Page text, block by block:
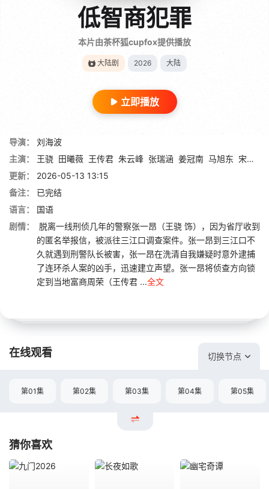
低智商犯罪
本片由茶杯狐cupfox提供播放
大陆剧 2026 大陆
立即播放
导演：
刘海波
主演：
王骁 田曦薇 王传君 朱云峰 张瑞涵 姜冠南 马旭东 宋郁河
更新：
2026-05-13 13:15
备注：
已完结
语言：
国语
剧情：
脱离一线刑侦几年的警察张一昂（王骁 饰），因为省厅收到
的匿名举报信，被派往三江口调查案件。张一昂到三江口不
久就遇到刑警队长被害，张一昂在洗清自我嫌疑时意外逮捕
了连环杀人案的凶手，迅速建立声望。张一昂将侦查方向锁
定到当地富商周荣（王传君 ...全文
在线观看 切换节点
第01集 第02集 第03集 第04集 第05集
猜你喜欢